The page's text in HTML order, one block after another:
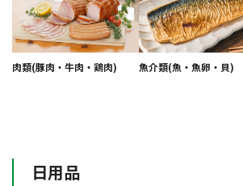
肉類(豚肉・牛肉・鶏肉) 魚介類(魚・魚卵・貝)
日用品